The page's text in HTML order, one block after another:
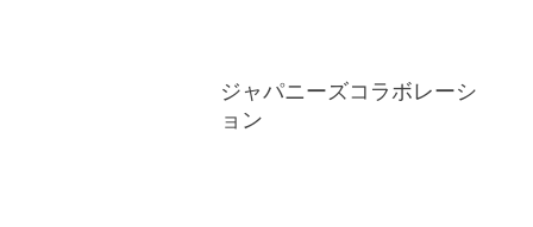
ジャパニーズコラボレーシ
ョン